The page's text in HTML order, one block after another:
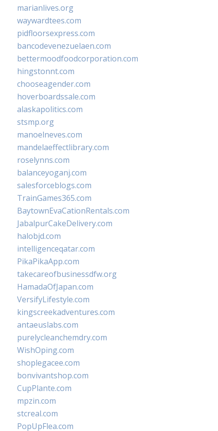
marianlives.org
waywardtees.com
pidfloorsexpress.com
bancodevenezuelaen.com
bettermoodfoodcorporation.com
hingstonnt.com
chooseagender.com
hoverboardssale.com
alaskapolitics.com
stsmp.org
manoelneves.com
mandelaeffectlibrary.com
roselynns.com
balanceyoganj.com
salesforceblogs.com
TrainGames365.com
BaytownEvaCationRentals.com
JabalpurCakeDelivery.com
halobjd.com
intelligenceqatar.com
PikaPikaApp.com
takecareofbusinessdfw.org
HamadaOfJapan.com
VersifyLifestyle.com
kingscreekadventures.com
antaeuslabs.com
purelycleanchemdry.com
WishOping.com
shoplegacee.com
bonvivantshop.com
CupPlante.com
mpzin.com
stcreal.com
PopUpFlea.com